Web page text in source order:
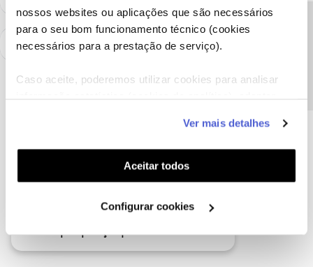
nossos websites ou aplicações que são necessários
para o seu bom funcionamento técnico (cookies
necessários para a prestação de serviço).
Caso aceite, poderemos utilizar cookies para analisar
funcionalidades (cookies de personalização e
funcionalidade) e adaptar anúncios aos seus interesses
(cookies de publicidade personalizada). Pode gerir a
utilização dos cookies clicando em "Configurar
Ver mais detalhes
Aceitar todos
Configurar cookies
A poupança que COMBINA